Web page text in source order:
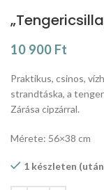
10 900 Ft
Praktikus, csinos,
strandtáska, a
Zárása cipzárral.
Mérete: 56×38 cm
1 készleten